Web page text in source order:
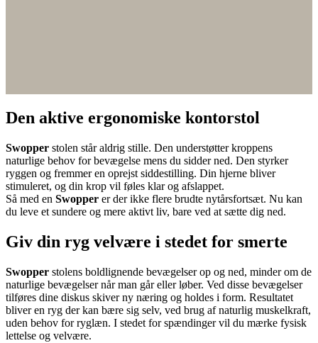
Den aktive ergonomiske kontorstol
Swopper stolen står aldrig stille. Den understøtter kroppens
naturlige behov for bevægelse mens du sidder ned. Den styrker
ryggen og fremmer en oprejst siddestilling. Din hjerne bliver
stimuleret, og din krop vil føles klar og afslappet.
Så med en Swopper er der ikke flere brudte nytårsfortsæt. Nu kan
du leve et sundere og mere aktivt liv, bare ved at sætte dig ned.
Giv din ryg velvære i stedet for smerte
Swopper stolens boldlignende bevægelser op og ned, minder om de
naturlige bevægelser når man går eller løber. Ved disse bevægelser
tilføres dine diskus skiver ny næring og holdes i form. Resultatet
bliver en ryg der kan bære sig selv, ved brug af naturlig muskelkraft,
uden behov for ryglæn. I stedet for spændinger vil du mærke fysisk
lettelse og velvære.